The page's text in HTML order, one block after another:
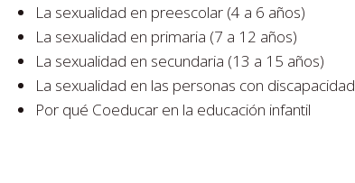
La sexualidad en preescolar (4 a 6 años)
La sexualidad en primaria (7 a 12 años)
La sexualidad en secundaria (13 a 15 años)
La sexualidad en las personas con discapacidad
Por qué Coeducar en la educación infantil